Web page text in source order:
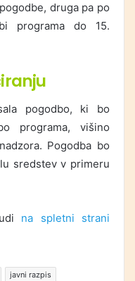
druga pa po
programa do 15.
pogodbo, ki bo
programa, višino
Pogodba bo
sredstev v primeru
na spletni strani
javni razpis